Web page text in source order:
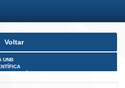
Voltar
UNB